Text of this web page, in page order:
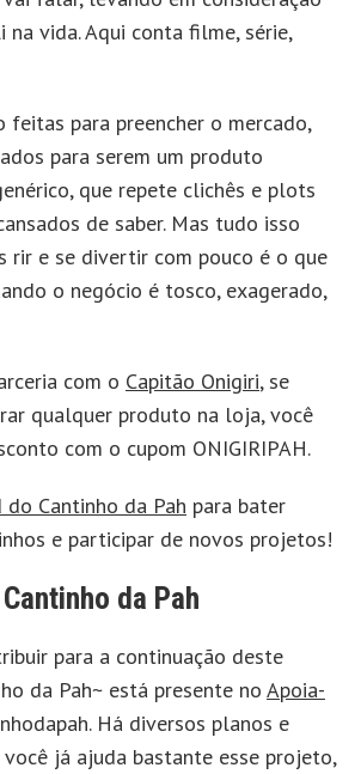
vida. Aqui conta filme, série,
feitas para preencher o mercado,
para serem um produto
que repete clichês e plots
de saber. Mas tudo isso
rir e se divertir com pouco é o que
o negócio é tosco, exagerado,
com o Capitão Onigiri, se
qualquer produto na loja, você
com o cupom ONIGIRIPAH.
do Cantinho da Pah para bater
e participar de novos projetos!
da Pah
para a continuação deste
da Pah~ está presente no Apoia-
Há diversos planos e
você já ajuda bastante esse projeto,